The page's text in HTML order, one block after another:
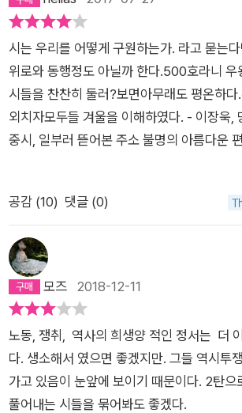
하, 김휘승, 조은,채호기, 김기택, 나희덕, 차
동, 이원, 김소연, 이수명, 성기완,문태준, 이
성, 김행숙, 진은영, 이성미, 김이듬, 하재연이
김중식, [황금빛 모서리] 중에서 우리는 어디로 갔다가 어디로 돌
아왔느냐 자기의 꼬리를 물고 뱅뱅 돌았을
한 태양도 궤도를 이탈하진 목한다 태양보
도를이탈하지 못하므로 가는 곳만 가고 아
절도 죽도 밥도 다 떨어져 빈몸으로 돌아왔을
도 캄캄한 하늘에 획을 긋는 별,그 똥, 짧지만,
수 있는, 포기한 자 그래서 이탈한 자가 문득
전무느
시는 우리를 어떻게 구원하는가. 라고 묻는
위로와 동행정도 아닐까 한다.500호라니 우
시들을 찬찬히 둘러?보면아무래도 평온하
외치자모두들 겨울을 이해하였다. - 이장욱,
중시, 일부러 뜯어본 주소 불명의 아름다운
공감 (10) 댓글 (0)
모즈 2018-12-11
노동, 쟁취, 역사의 희생양 적인 정서는 더
다. 생소해서 였으면 좋겠지만. 그들 역시투
가고 있음이 눈앞에 보이기 때문이다. 2탄으
풀어내는 시들을 묶어봐도 좋겠다.